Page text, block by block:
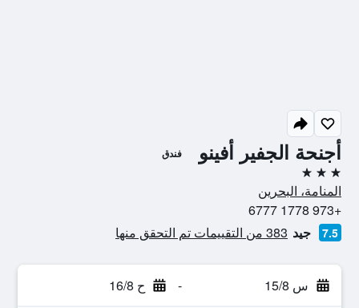
أجنحة الجفير أفينو فندق
3 نجوم
المنامة، البحرين
+973 1778 6777
7.5 جيد 383 من التقييمات تم التحقق منها
س 15/8 - ح 16/8